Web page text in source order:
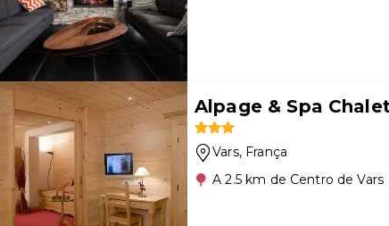
Alpage & Spa
Vars, França
A 2.5 km de Centro de Vars